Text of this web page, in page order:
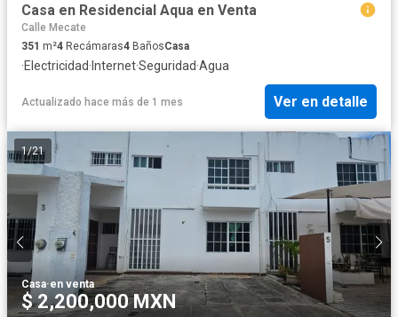
Casa en Residencial Aqua en Venta
Calle Mecate
351 m²4 Recámaras4 BañosCasa
·Electricidad· Internet·Seguridad·Agua
Actualizado hace más de 1 mes Ver en detalle
1/21
Casa·en venta
$ 2,200,000 MXN